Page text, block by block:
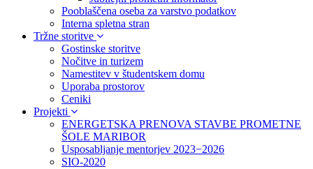
Pooblaščena oseba za varstvo podatkov
Interna spletna stran
Tržne storitve
Gostinske storitve
Nočitve in turizem
Namestitev v študentskem domu
Uporaba prostorov
Ceniki
Projekti
ENERGETSKA PRENOVA STAVBE PROMETNE
ŠOLE MARIBOR
Usposabljanje mentorjev 2023−2026
SIO-2020